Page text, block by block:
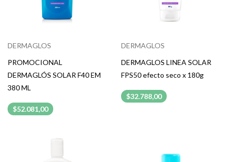
DERMAGLOS
PROMOCIONAL
DERMAGLÓS SOLAR F40 EM
380 ML
$52.081,00
DERMAGLOS
DERMAGLOS LINEA SOLAR
FPS50 efecto seco x 180g
$32.788,00